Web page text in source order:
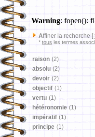
Warning: fopen():
Affiner la recherche [
* tous les termes
raison (2)
absolu (2)
devoir (2)
objectif (1)
vertu (1)
hétéronomie (1)
impératif (1)
principe (1)